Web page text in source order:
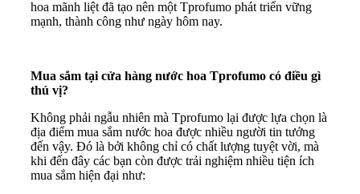
hoa mãnh liệt đã tạo nên một Tprofumo phát triển vững
mạnh, thành công như ngày hôm nay.
Mua sắm tại cửa hàng nước hoa Tprofumo có điều gì
thú vị?
Không phải ngẫu nhiên mà Tprofumo lại được lựa chọn là
địa điểm mua sắm nước hoa được nhiều người tin tưởng
đến vậy. Đó là bởi không chỉ có chất lượng tuyệt vời, mà
khi đến đây các bạn còn được trải nghiệm nhiều tiện ích
mua sắm hiện đại như: